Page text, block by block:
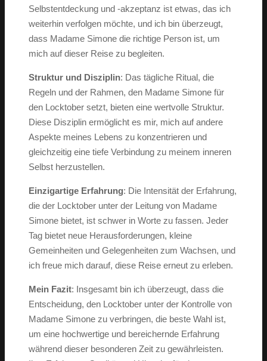
Selbstentdeckung und -akzeptanz ist etwas, das ich
weiterhin verfolgen möchte, und ich bin überzeugt,
dass Madame Simone die richtige Person ist, um
mich auf dieser Reise zu begleiten.
Struktur und Disziplin: Das tägliche Ritual, die
Regeln und der Rahmen, den Madame Simone für
den Locktober setzt, bieten eine wertvolle Struktur.
Diese Disziplin ermöglicht es mir, mich auf andere
Aspekte meines Lebens zu konzentrieren und
gleichzeitig eine tiefe Verbindung zu meinem inneren
Selbst herzustellen.
Einzigartige Erfahrung: Die Intensität der Erfahrung,
die der Locktober unter der Leitung von Madame
Simone bietet, ist schwer in Worte zu fassen. Jeder
Tag bietet neue Herausforderungen, kleine
Gemeinheiten und Gelegenheiten zum Wachsen, und
ich freue mich darauf, diese Reise erneut zu erleben.
Mein Fazit: Insgesamt bin ich überzeugt, dass die
Entscheidung, den Locktober unter der Kontrolle von
Madame Simone zu verbringen, die beste Wahl ist,
um eine hochwertige und bereichernde Erfahrung
während dieser besonderen Zeit zu gewährleisten.